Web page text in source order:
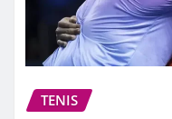
TENIS